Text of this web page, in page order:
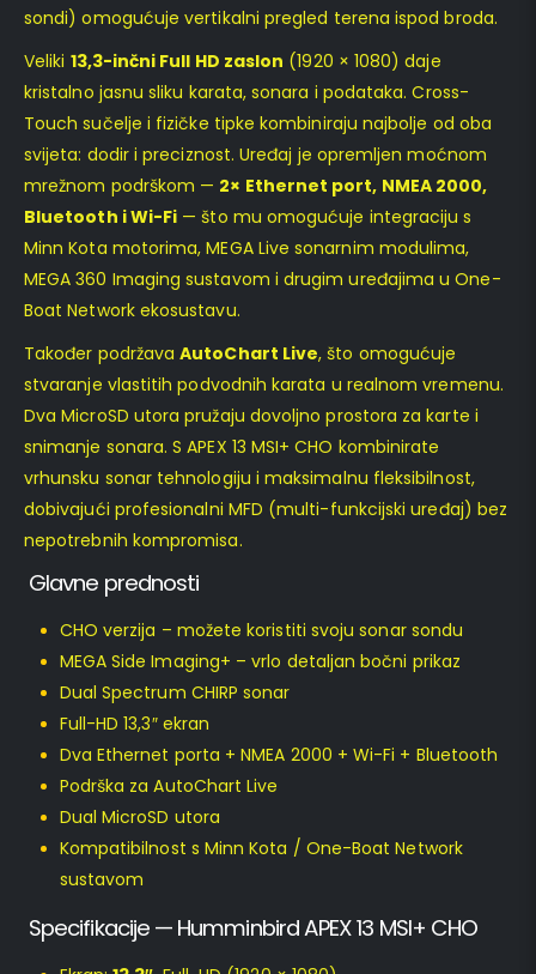
sondi) omogućuje vertikalni pregled terena ispod broda.
Veliki 13,3-inčni Full HD zaslon (1920 × 1080) daje
kristalno jasnu sliku karata, sonara i podataka. Cross-
Touch sučelje i fizičke tipke kombiniraju najbolje od oba
svijeta: dodir i preciznost. Uređaj je opremljen moćnom
mrežnom podrškom — 2× Ethernet port, NMEA 2000,
Bluetooth i Wi-Fi — što mu omogućuje integraciju s
Minn Kota motorima, MEGA Live sonarnim modulima,
MEGA 360 Imaging sustavom i drugim uređajima u One-
Boat Network ekosustavu.
Također podržavaAutoChart Live, što omogućuje
stvaranje vlastitih podvodnih karata u realnom vremenu.
Dva MicroSD utora pružaju dovoljno prostora za karte i
snimanje sonara. S APEX 13 MSI+ CHO kombinirate
vrhunsku sonar tehnologiju i maksimalnu fleksibilnost,
dobivajući profesionalni MFD (multi-funkcijski uređaj) bez
nepotrebnih kompromisa.
Glavne prednosti
CHO verzija – možete koristiti svoju sonar sondu
MEGA Side Imaging+ – vrlo detaljan bočni prikaz
Dual Spectrum CHIRP sonar
Full-HD 13,3″ ekran
Dva Ethernet porta + NMEA 2000 + Wi-Fi + Bluetooth
Podrška za AutoChart Live
Dual MicroSD utora
Kompatibilnost s Minn Kota / One-Boat Network
sustavom
Specifikacije — Humminbird APEX 13 MSI+ CHO